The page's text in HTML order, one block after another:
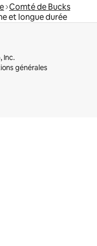
Comté de Bucks
et longue durée
Inc.
générales